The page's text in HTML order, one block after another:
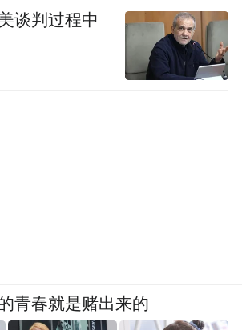
谈判过程中
青春就是赌出来的